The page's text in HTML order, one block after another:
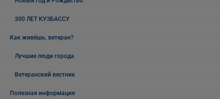
300 ЛЕТ КУЗБАССУ
Как живёшь, ветеран?
Лучшие люди города
Ветеранский вестник
Полезная информация